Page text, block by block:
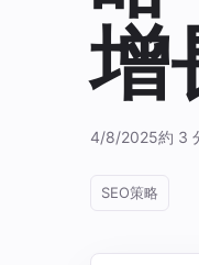
增
4/8/2025約 3
SEO策略